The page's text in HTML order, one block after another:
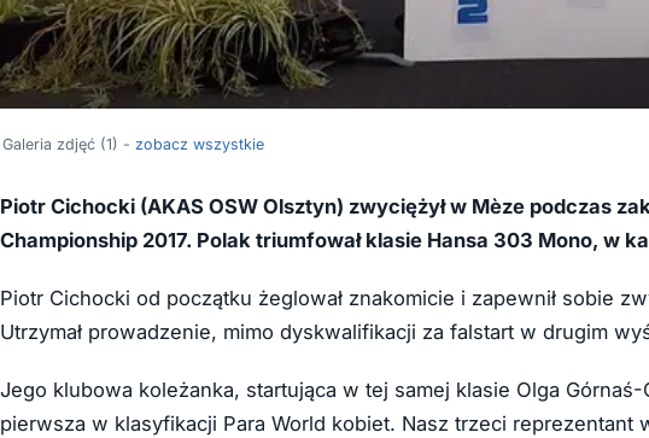
Galeria zdjęć (1) - zobacz wszystkie
Piotr Cichocki (AKAS OSW Olsztyn) zwyciężył w Mèze podczas
Championship 2017. Polak triumfował klasie Hansa 303 Mono, w
Piotr Cichocki od początku żeglował znakomicie i zapewnił sobie
Utrzymał prowadzenie, mimo dyskwalifikacji za falstart w drugim
Jego klubowa koleżanka, startująca w tej samej klasie Olga
pierwsza w klasyfikacji Para World kobiet. Nasz trzeci reprezentant